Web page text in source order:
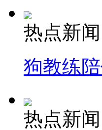
热点新闻
狗教练
热点新闻